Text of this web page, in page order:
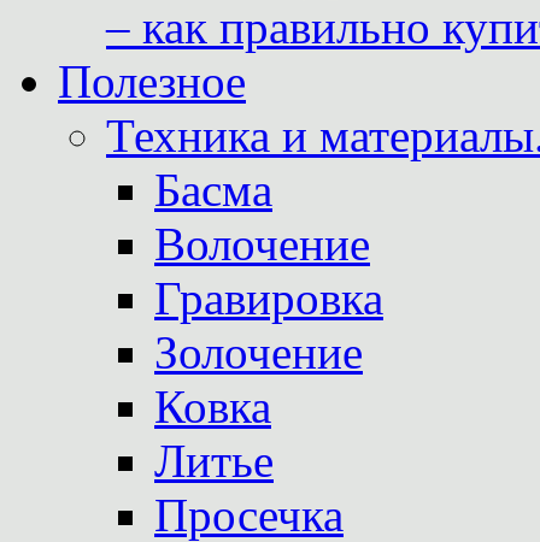
– как правильно
Полезное
Техника и
Басма
Волочение
Гравировка
Золочение
Ковка
Литье
Просечка